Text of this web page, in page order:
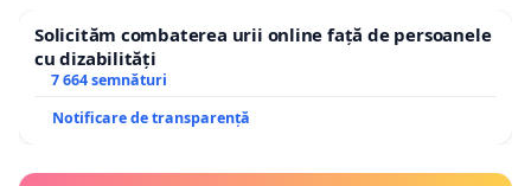
Solicităm combaterea urii online față de persoanele
cu dizabilități
7 664 semnături
Notificare de transparență